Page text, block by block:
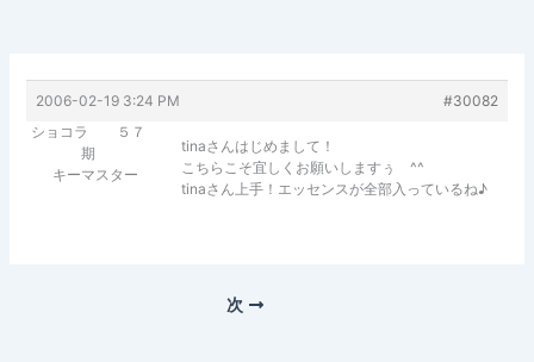
2006-02-19 3:24 PM
#30082
ショコラ ５７
期
キーマスター
tinaさんはじめまして！
こちらこそ宜しくお願いしますぅ ^^
tinaさん上手！エッセンスが全部入っているね♪
次